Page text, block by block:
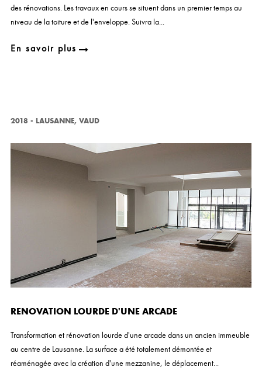
des rénovations. Les travaux en cours se situent dans un premier temps au
niveau de la toiture et de l'enveloppe. Suivra la...
En savoir plus
2018 - LAUSANNE, VAUD
RENOVATION LOURDE D'UNE ARCADE
Transformation et rénovation lourde d'une arcade dans un ancien immeuble
au centre de Lausanne. La surface a été totalement démontée et
réaménagée avec la création d'une mezzanine, le déplacement...